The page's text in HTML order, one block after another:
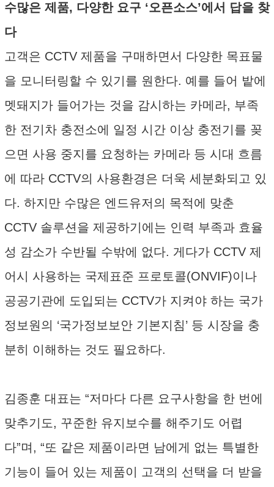
수많은 제품, 다양한 요구 ‘오픈소스’에서 답을 찾
다
고객은 CCTV 제품을 구매하면서 다양한 목표물
을 모니터링할 수 있기를 원한다. 예를 들어 밭에
멧돼지가 들어가는 것을 감시하는 카메라, 부족
한 전기차 충전소에 일정 시간 이상 충전기를 꽂
으면 사용 중지를 요청하는 카메라 등 시대 흐름
에 따라 CCTV의 사용환경은 더욱 세분화되고 있
다. 하지만 수많은 엔드유저의 목적에 맞춘
CCTV 솔루션을 제공하기에는 인력 부족과 효율
성 감소가 수반될 수밖에 없다. 게다가 CCTV 제
어시 사용하는 국제표준 프로토콜(ONVIF)이나
공공기관에 도입되는 CCTV가 지켜야 하는 국가
정보원의 ‘국가정보보안 기본지침’ 등 시장을 충
분히 이해하는 것도 필요하다.
김종훈 대표는 “저마다 다른 요구사항을 한 번에
맞추기도, 꾸준한 유지보수를 해주기도 어렵
다”며, “또 같은 제품이라면 남에게 없는 특별한
기능이 들어 있는 제품이 고객의 선택을 더 받을